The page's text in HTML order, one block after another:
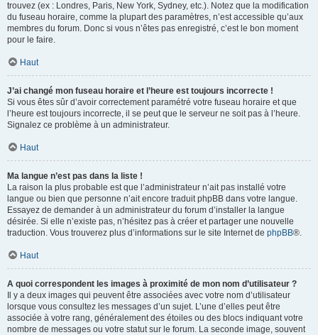
trouvez (ex : Londres, Paris, New York, Sydney, etc.). Notez que la modification
du fuseau horaire, comme la plupart des paramètres, n’est accessible qu’aux
membres du forum. Donc si vous n’êtes pas enregistré, c’est le bon moment
pour le faire.
Haut
J’ai changé mon fuseau horaire et l’heure est toujours incorrecte !
Si vous êtes sûr d’avoir correctement paramétré votre fuseau horaire et que
l’heure est toujours incorrecte, il se peut que le serveur ne soit pas à l’heure.
Signalez ce problème à un administrateur.
Haut
Ma langue n’est pas dans la liste !
La raison la plus probable est que l’administrateur n’ait pas installé votre
langue ou bien que personne n’ait encore traduit phpBB dans votre langue.
Essayez de demander à un administrateur du forum d’installer la langue
désirée. Si elle n’existe pas, n’hésitez pas à créer et partager une nouvelle
traduction. Vous trouverez plus d’informations sur le site Internet de phpBB®.
Haut
A quoi correspondent les images à proximité de mon nom d’utilisateur ?
Il y a deux images qui peuvent être associées avec votre nom d’utilisateur
lorsque vous consultez les messages d’un sujet. L’une d’elles peut être
associée à votre rang, généralement des étoiles ou des blocs indiquant votre
nombre de messages ou votre statut sur le forum. La seconde image, souvent